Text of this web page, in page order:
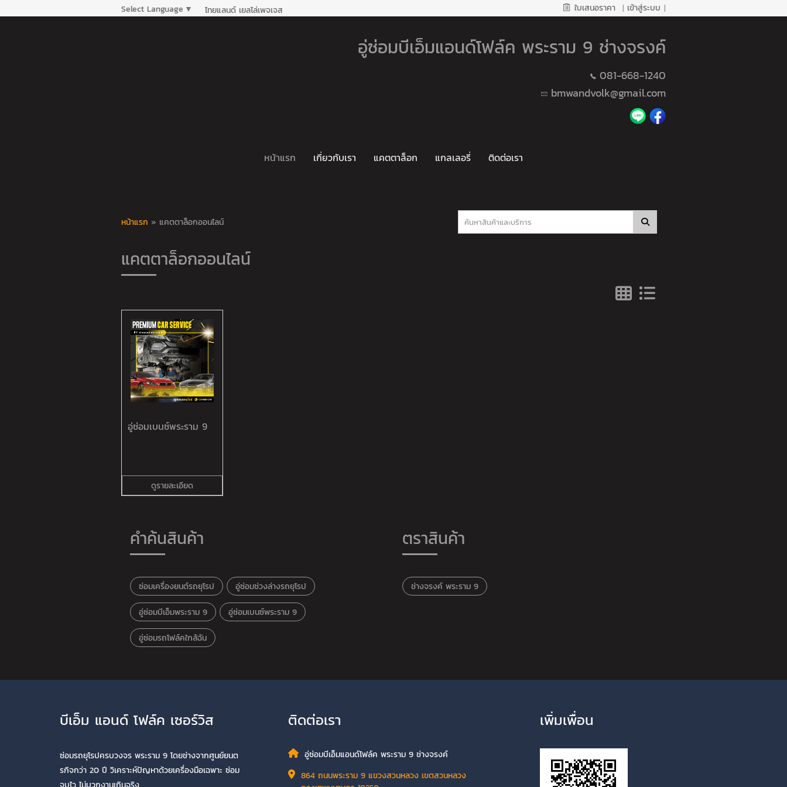
Select Language ▼ ไทยแลนด์ เยลโล่เพจเจส ใบเสนอราคา | เข้าสู่ระบบ |
อู่ซ่อมบีเอ็มแอนด์โฟล์ค พระราม 9 ช่างจรงค์
081-668-1240
bmwandvolk@gmail.com
หน้าแรก เกี่ยวกับเรา แคตตาล็อก แกลเลอรี่ ติดต่อเรา
หน้าแรก » แคตตาล็อกออนไลน์
แคตตาล็อกออนไลน์
อู่ซ่อมเบนซ์พระราม 9
ดูรายละเอียด
คำค้นสินค้า
ซ่อมเครื่องยนต์รถยุโรป อู่ซ่อมช่วงล่างรถยุโรป
อู่ซ่อมบีเอ็มพระราม 9 อู่ซ่อมเบนซ์พระราม 9
อู่ซ่อมรถโฟล์คใกล้ฉัน
ตราสินค้า
ช่างจรงค์ พระราม 9
บีเอ็ม แอนด์ โฟล์ค เซอร์วิส
ซ่อมรถยุโรปครบวงจร พระราม 9 โดยช่างจากศูนย์ยนต
รกิจกว่า 20 ปี วิเคราะห์ปัญหาด้วยเครื่องมือเฉพาะ ซ่อม
ติดต่อเรา
อู่ซ่อมบีเอ็มแอนด์โฟล์ค พระราม 9 ช่างจรงค์
864 ถนนพระราม 9 แขวงสวนหลวง เขตสวนหลวง
เพิ่มเพื่อน